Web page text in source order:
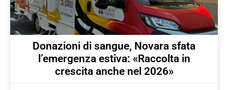
Donazioni di sangue, Novara sfata
l’emergenza estiva: «Raccolta in
crescita anche nel 2026»